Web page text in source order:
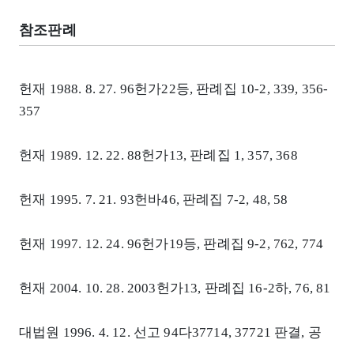
참조판례
헌재 1988. 8. 27. 96헌가22등, 판례집 10-2, 339, 356-
357
헌재 1989. 12. 22. 88헌가13, 판례집 1, 357, 368
헌재 1995. 7. 21. 93헌바46, 판례집 7-2, 48, 58
헌재 1997. 12. 24. 96헌가19등, 판례집 9-2, 762, 774
헌재 2004. 10. 28. 2003헌가13, 판례집 16-2하, 76, 81
대법원 1996. 4. 12. 선고 94다37714, 37721 판결, 공